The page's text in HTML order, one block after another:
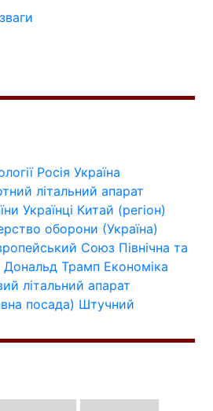
Росія Україна
літальний апарат
Українці Китай (регіон)
оборони (Україна)
Союз Північна та
Дональд Трамп Економіка
літальний апарат
посада) Штучний